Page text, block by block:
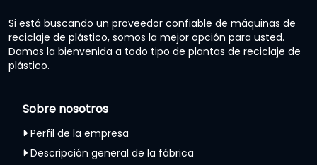
Si está buscando un proveedor confiable de máquinas de
reciclaje de plástico, somos la mejor opción para usted.
Damos la bienvenida a todo tipo de plantas de reciclaje de
plástico.
Sobre nosotros
Perfil de la empresa
Descripción general de la fábrica